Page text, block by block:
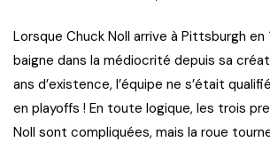
Lorsque Chuck Noll arrive à Pittsburgh en
baigne dans la médiocrité depuis sa
ans d’existence, l’équipe ne s’était
en playoffs ! En toute logique, les trois
Noll sont compliquées, mais la roue